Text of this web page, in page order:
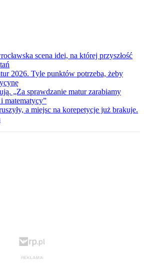
scena idei, na której przyszłość
2026. Tyle punktów potrzeba, żeby
„Za sprawdzanie matur zarabiamy
matematycy”
a miejsc na korepetycje już brakuje.